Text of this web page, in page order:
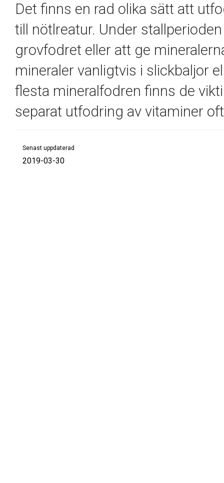
Det finns en rad olika sätt att
till nötlreatur. Under
grovfodret eller att ge
mineraler vanligtvis i slickbaljor
flesta mineralfodren finns de
separat utfodring av vitaminer
Senast uppdaterad
2019-03-30